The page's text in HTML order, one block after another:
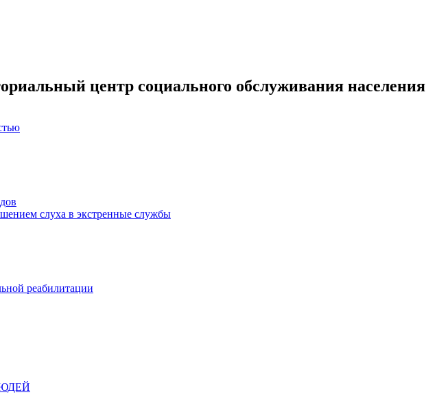
центр социального обслуживания
слуха в экстренные службы
реабилитации